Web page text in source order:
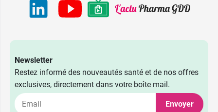
Newsletter
Restez informé des nouveautés santé et de nos offres
exclusives, directement dans votre boîte mail.
Envoyer